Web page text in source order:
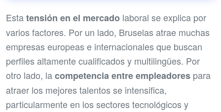
Estatensión en el mercado laboral se explica por
varios factores. Por un lado, Bruselas atrae muchas
empresas europeas e internacionales que buscan
perfiles altamente cualificados y multilingües. Por
otro lado, lacompetencia entre empleadores para
atraer los mejores talentos se intensifica,
particularmente en los sectores tecnológicos y